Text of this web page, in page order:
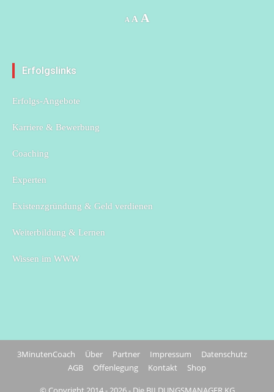
A Decrease
A Reset
AIncrease
Erfolgslinks
Erfolgs-Angebote
Karriere & Bewerbung
Coaching
Experten
Existenzgründung & Geld verdienen
Weiterbildung & Lernen
Wissen im WWW
3MinutenCoach Über Partner Impressum
Datenschutz
AGB
Offenlegung Kontakt Shop